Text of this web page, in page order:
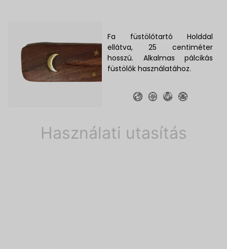
Használati utasítás
Fa füstölőtartó Holddal
ellátva, 25 centiméter
hosszú. Alkalmas pálcikás
füstölők használatához.